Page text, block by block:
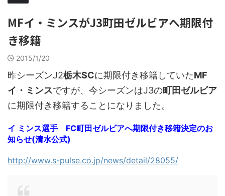
MFイ・ミンスがJ3町田ゼルビアへ期限付
き移籍
2015/1/20
昨シーズンJ2栃木SCに期限付き移籍していたMF
イ・ミンスですが、今シーズンはJ3の町田ゼルビア
に期限付き移籍することになりました。
イ ミンス選手 FC町田ゼルビアへ期限付き移籍決定のお
知らせ(清水公式)
http://www.s-pulse.co.jp/news/detail/28055/